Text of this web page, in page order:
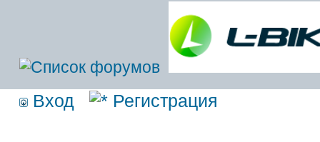
Вход Регистрация